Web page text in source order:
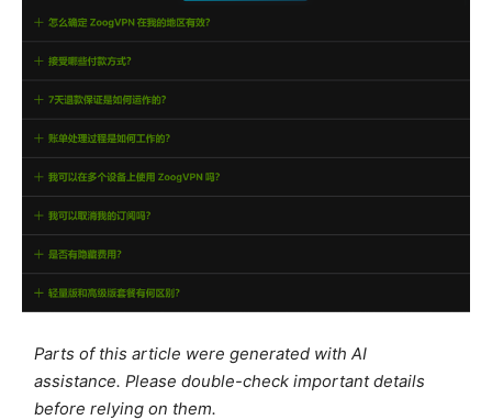
Parts of this article were generated with AI
assistance. Please double-check important details
before relying on them.